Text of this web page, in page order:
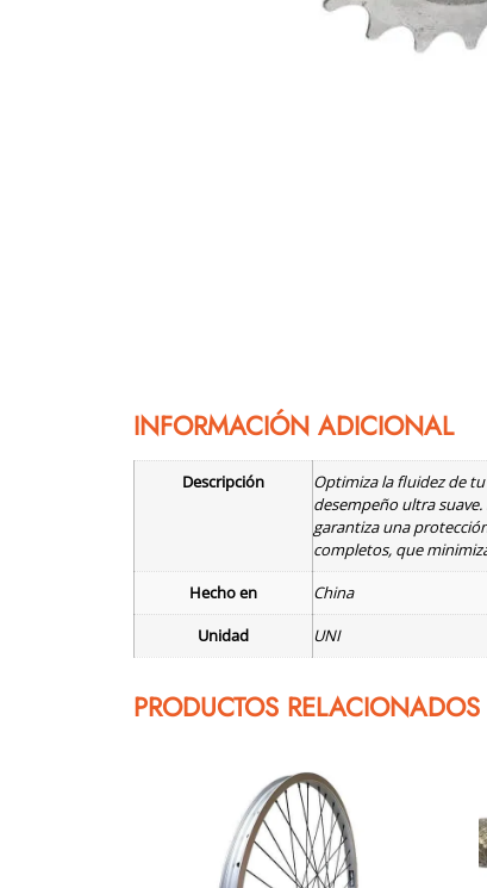
INFORMACIÓN ADICIONAL
Descripción
Optimiza la fluidez de
desempeño ultra
garantiza una
completos, que
Hecho en
China
Unidad
UNI
PRODUCTOS RELACIONADOS